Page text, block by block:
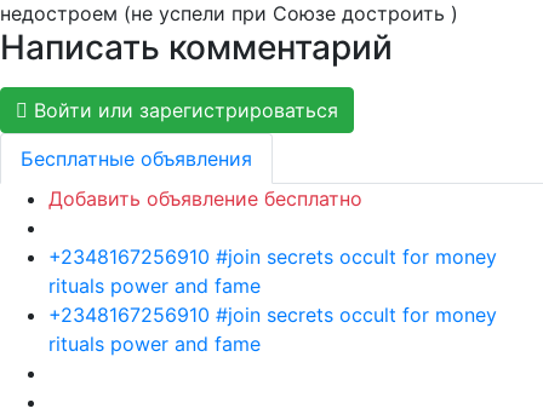
недостроем (не успели при Союзе достроить )
Написать комментарий
Войти или зарегистрироваться
Бесплатные объявления
Добавить объявление бесплатно
+2348167256910 #join secrets occult for money
rituals power and fame
+2348167256910 #join secrets occult for money
rituals power and fame